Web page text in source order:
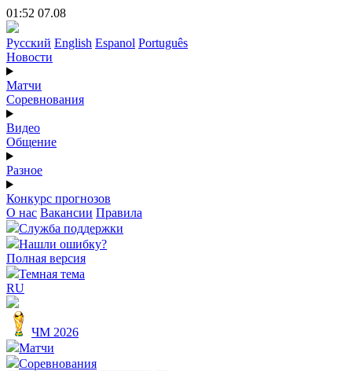
01:52 07.08
Русский English Espanol Português
Новости
Матчи
Соревнования
Видео
Общение
Разное
Конкурс прогнозов
О нас Вакансии Правила
Служба поддержки
Нашли ошибку?
Полная версия
Темная тема
RU
ЧМ 2026
Матчи
Соревнования